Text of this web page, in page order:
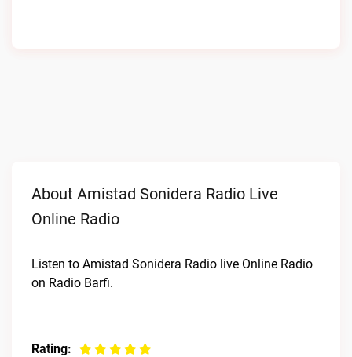
About Amistad Sonidera Radio Live
Online Radio
Listen to Amistad Sonidera Radio live Online Radio
on Radio Barfi.
Rating: